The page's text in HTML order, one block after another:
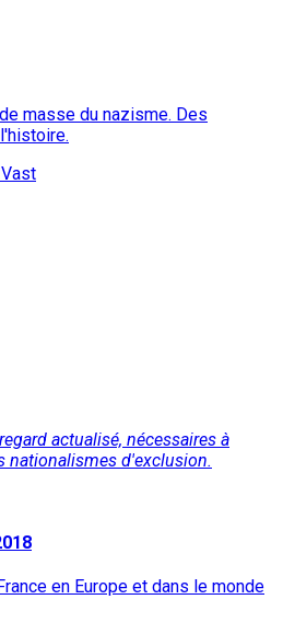
masse du nazisme. Des
actualisé, nécessaires à
nationalismes d'exclusion.
en Europe et dans le monde